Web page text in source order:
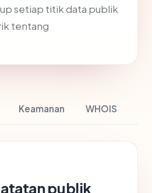
setiap titik data publik
tentang
Keamanan WHOIS
publik